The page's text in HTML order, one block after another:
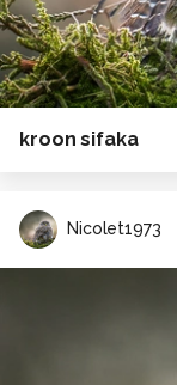
kroon sifaka
Nicolet1973